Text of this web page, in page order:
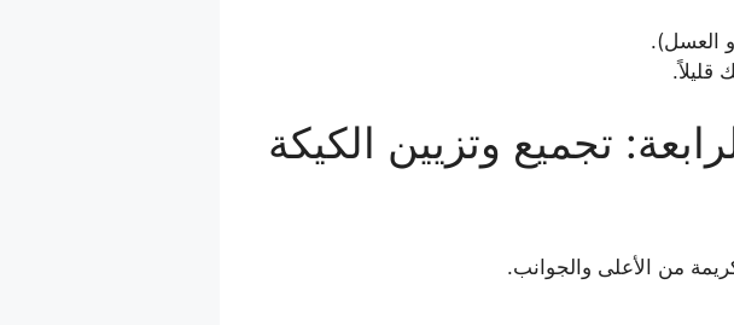
العسل).
قليلاً.
تجميع وتزيين الكيكة
من الأعلى والجوانب.